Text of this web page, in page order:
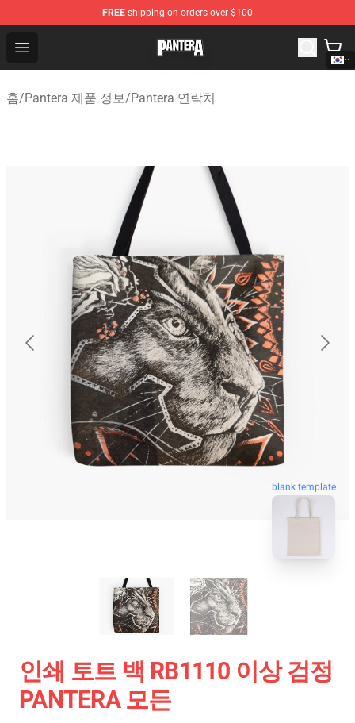
FREE shipping on orders over $100
Open menu
Pantera Store - Official Pantera Merchandise Shop
홈/Pantera 제품 정보/Pantera 연락처
blank template
인쇄 토트 백 RB1110 이상 검정
PANTERA 모든